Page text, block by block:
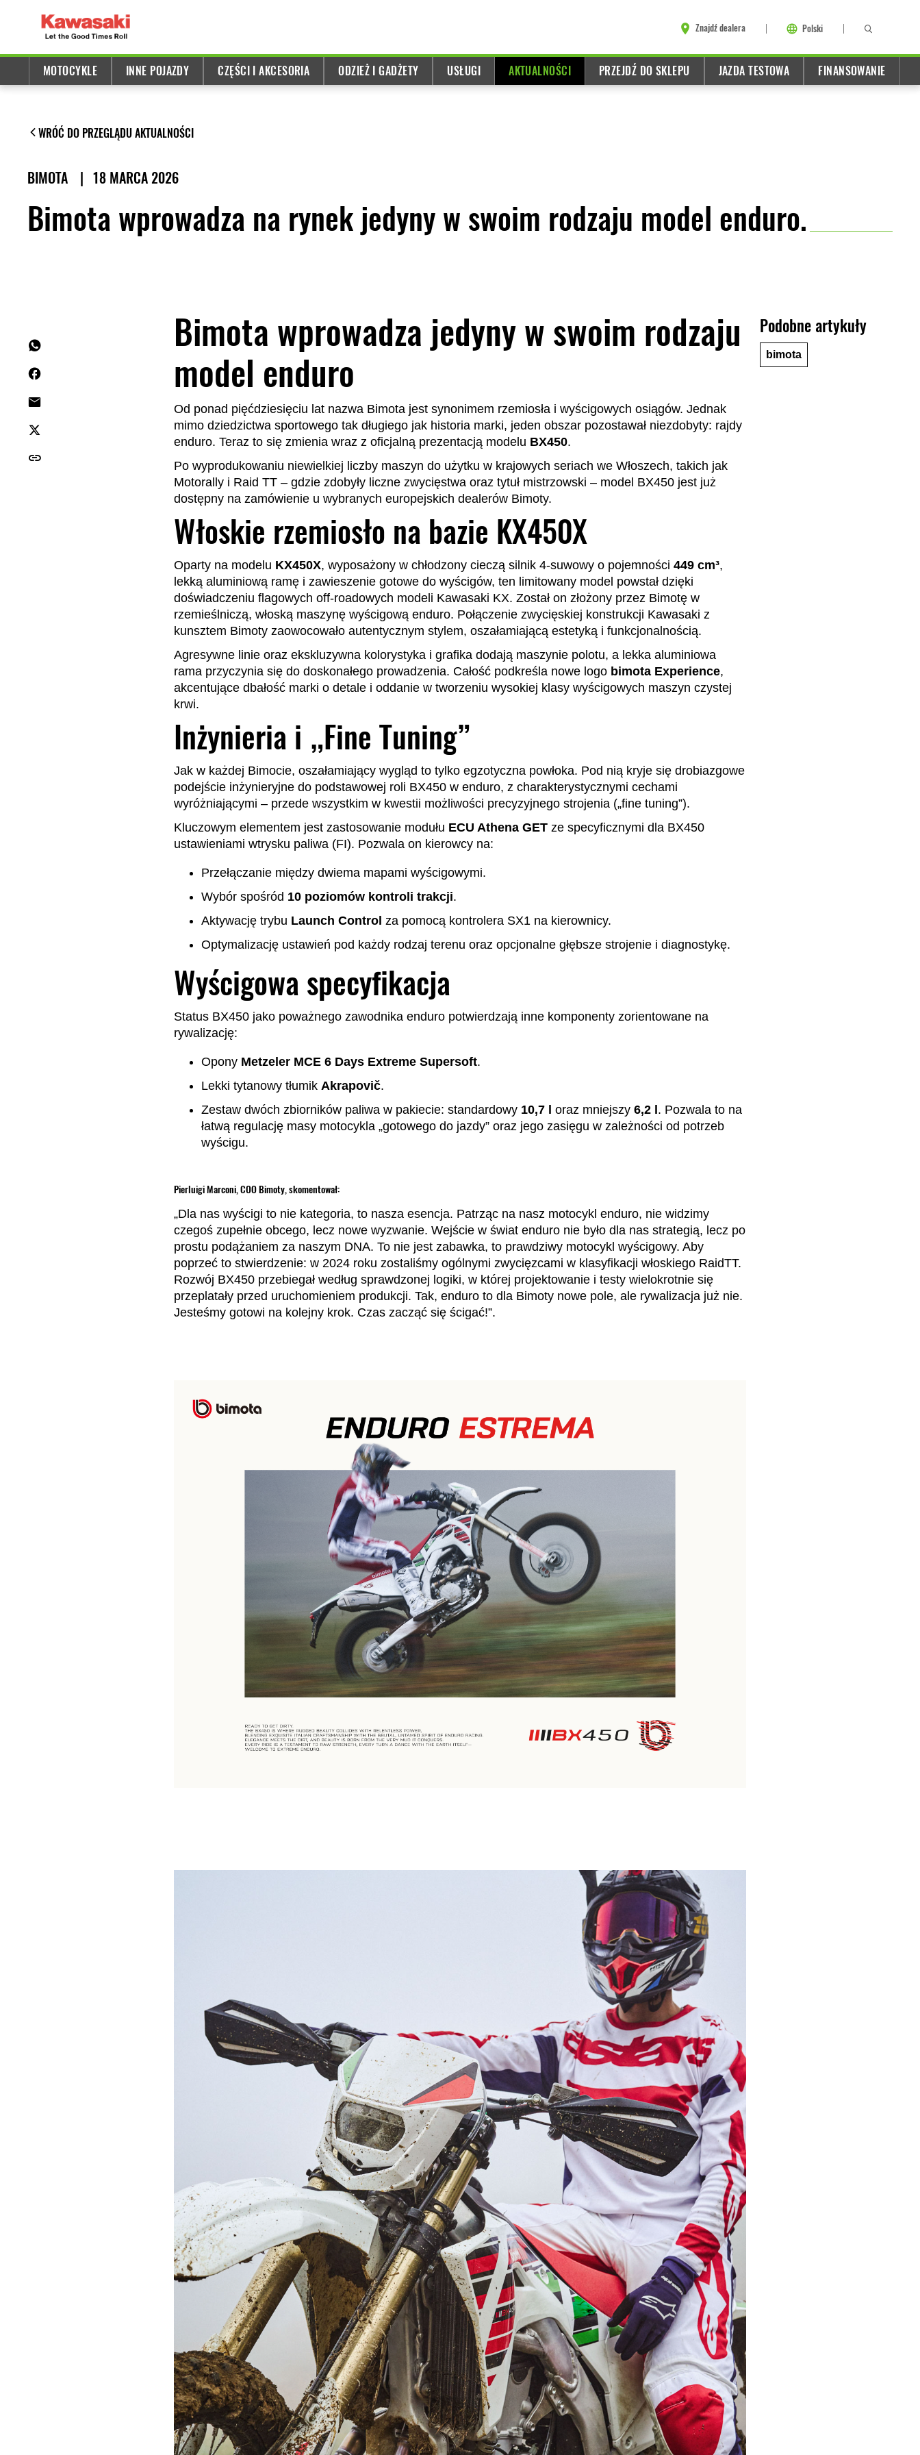
Znajdź dealera Polski
MOTOCYKLE INNE POJAZDY CZĘŚCI I AKCESORIA ODZIEŻ I GADŻETY USŁUGI AKTUALNOŚCI PRZEJDŹ DO SKLEPU JAZDA TESTOWA FINANSOWANIE
WRÓĆ DO PRZEGLĄDU AKTUALNOŚCI
BIMOTA | 18 MARCA 2026
Bimota wprowadza na rynek jedyny w swoim rodzaju model enduro.
Bimota wprowadza jedyny w swoim rodzaju
model enduro
Od ponad pięćdziesięciu lat nazwa Bimota jest synonimem rzemiosła i wyścigowych osiągów. Jednak
mimo dziedzictwa sportowego tak długiego jak historia marki, jeden obszar pozostawał niezdobyty: rajdy
enduro. Teraz to się zmienia wraz z oficjalną prezentacją modelu BX450.
Po wyprodukowaniu niewielkiej liczby maszyn do użytku w krajowych seriach we Włoszech, takich jak
Motorally i Raid TT – gdzie zdobyły liczne zwycięstwa oraz tytuł mistrzowski – model BX450 jest już
dostępny na zamówienie u wybranych europejskich dealerów Bimoty.
Włoskie rzemiosło na bazie KX450X
Oparty na modelu KX450X, wyposażony w chłodzony cieczą silnik 4-suwowy o pojemności 449 cm³,
lekką aluminiową ramę i zawieszenie gotowe do wyścigów, ten limitowany model powstał dzięki
doświadczeniu flagowych off-roadowych modeli Kawasaki KX. Został on złożony przez Bimotę w
rzemieślniczą, włoską maszynę wyścigową enduro. Połączenie zwycięskiej konstrukcji Kawasaki z
kunsztem Bimoty zaowocowało autentycznym stylem, oszałamiającą estetyką i funkcjonalnością.
Agresywne linie oraz ekskluzywna kolorystyka i grafika dodają maszynie polotu, a lekka aluminiowa
rama przyczynia się do doskonałego prowadzenia. Całość podkreśla nowe logo bimota Experience,
akcentujące dbałość marki o detale i oddanie w tworzeniu wysokiej klasy wyścigowych maszyn czystej
krwi.
Inżynieria i „Fine Tuning”
Jak w każdej Bimocie, oszałamiający wygląd to tylko egzotyczna powłoka. Pod nią kryje się drobiazgowe
podejście inżynieryjne do podstawowej roli BX450 w enduro, z charakterystycznymi cechami
wyróżniającymi – przede wszystkim w kwestii możliwości precyzyjnego strojenia („fine tuning”).
Kluczowym elementem jest zastosowanie modułu ECU Athena GET ze specyficznymi dla BX450
ustawieniami wtrysku paliwa (FI). Pozwala on kierowcy na:
Przełączanie między dwiema mapami wyścigowymi.
Wybór spośród 10 poziomów kontroli trakcji.
Aktywację trybu Launch Control za pomocą kontrolera SX1 na kierownicy.
Optymalizację ustawień pod każdy rodzaj terenu oraz opcjonalne głębsze strojenie i diagnostykę.
Wyścigowa specyfikacja
Status BX450 jako poważnego zawodnika enduro potwierdzają inne komponenty zorientowane na
rywalizację:
Opony Metzeler MCE 6 Days Extreme Supersoft.
Lekki tytanowy tłumik Akrapovič.
Zestaw dwóch zbiorników paliwa w pakiecie: standardowy 10,7 l oraz mniejszy 6,2 l. Pozwala to na
łatwą regulację masy motocykla „gotowego do jazdy” oraz jego zasięgu w zależności od potrzeb
wyścigu.
Pierluigi Marconi, COO Bimoty, skomentował:
„Dla nas wyścigi to nie kategoria, to nasza esencja. Patrząc na nasz motocykl enduro, nie widzimy
czegoś zupełnie obcego, lecz nowe wyzwanie. Wejście w świat enduro nie było dla nas strategią, lecz po
prostu podążaniem za naszym DNA. To nie jest zabawka, to prawdziwy motocykl wyścigowy. Aby
poprzeć to stwierdzenie: w 2024 roku zostaliśmy ogólnymi zwycięzcami w klasyfikacji włoskiego RaidTT.
Rozwój BX450 przebiegał według sprawdzonej logiki, w której projektowanie i testy wielokrotnie się
przeplatały przed uruchomieniem produkcji. Tak, enduro to dla Bimoty nowe pole, ale rywalizacja już nie.
Jesteśmy gotowi na kolejny krok. Czas zacząć się ścigać!”.
Podobne artykuły
bimota